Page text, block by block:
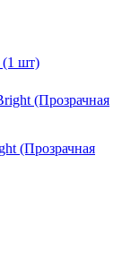
(1 шт)
(Прозрачная